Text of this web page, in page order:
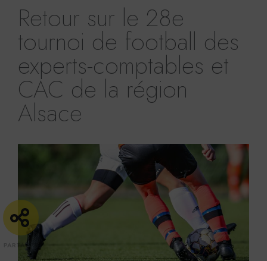
Retour sur le 28e
tournoi de football des
experts-comptables et
CAC de la région
Alsace